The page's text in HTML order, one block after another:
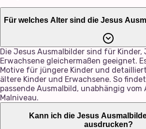
Für welches Alter sind die Jesus
Die Jesus Ausmalbilder sind für
Erwachsene gleichermaßen geeignet.
Motive für jüngere Kinder und
ältere Kinder und Erwachsene. So
passende Ausmalbild, unabhängig vom
Malniveau.
Kann ich die Jesus
ausdrucken?